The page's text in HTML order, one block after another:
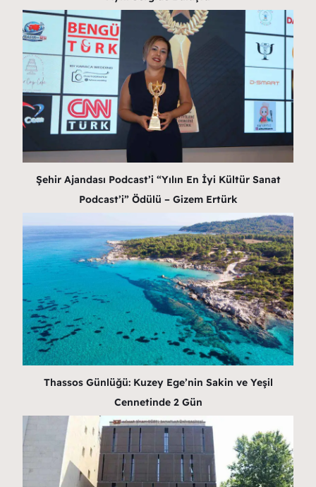
Şehir Ajandası Podcast’i “Yılın En İyi Kültür Sanat
Podcast’i” Ödülü – Gizem Ertürk
Thassos Günlüğü: Kuzey Ege’nin Sakin ve Yeşil
Cennetinde 2 Gün